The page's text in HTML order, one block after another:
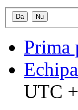
Prima
Echipa
UTC